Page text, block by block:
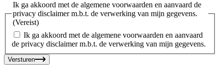
Ik ga akkoord met de algemene voorwaarden en aanvaard de
privacy disclaimer m.b.t. de verwerking van mijn gegevens.
(Vereist)
Ik ga akkoord met de algemene voorwaarden en aanvaard
de privacy disclaimer m.b.t. de verwerking van mijn gegevens.
Versturen